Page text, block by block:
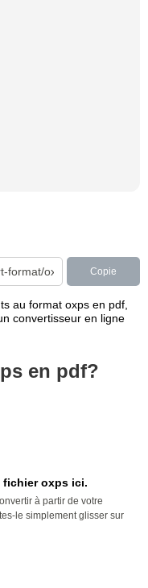
Copie
au format oxps en pdf,
convertisseur en ligne
en pdf?
fichier oxps ici.
à partir de votre
le simplement glisser sur